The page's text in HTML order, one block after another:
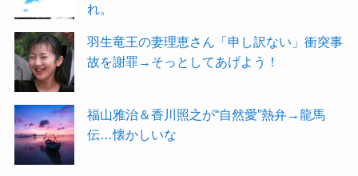
れ。
羽生竜王の妻理恵さん「申し訳ない」衝突事
故を謝罪→そっとしてあげよう！
福山雅治＆香川照之が“自然愛”熱弁→龍馬
伝…懐かしいな